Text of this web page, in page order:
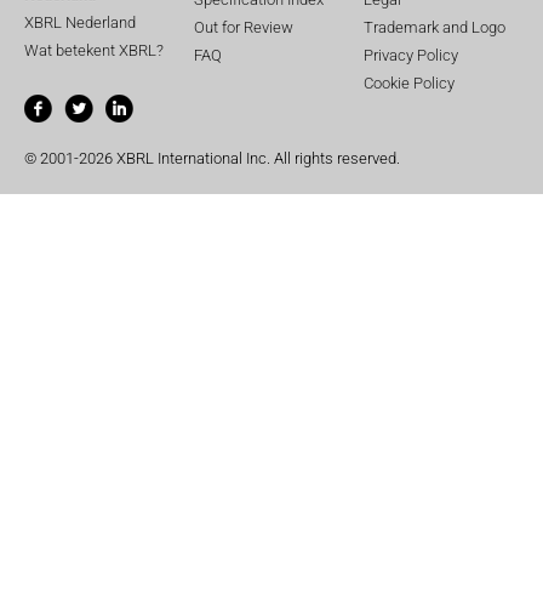
XBRL Nederland
Wat betekent XBRL?
Out for Review
FAQ
Trademark and Logo
Privacy Policy
Cookie Policy
© 2001-2026 XBRL International Inc. All rights reserved.